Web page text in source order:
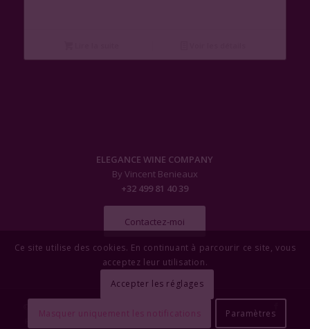
ELEGANCE WINE COMPANY
By Vincent Benieaux
+32 499 81 40 39
Contactez-moi
Politique de Confidentialité
Ce site utilise des cookies. En continuant à parcourir ce site, vous
acceptez leur utilisation.
Accepter les réglages
Masquer uniquement les notifications Paramètres